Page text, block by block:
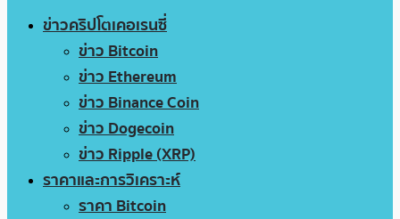
ข่าวคริปโตเคอเรนซี่
ข่าว Bitcoin
ข่าว Ethereum
ข่าว Binance Coin
ข่าว Dogecoin
ข่าว Ripple (XRP)
ราคาและการวิเคราะห์
ราคา Bitcoin